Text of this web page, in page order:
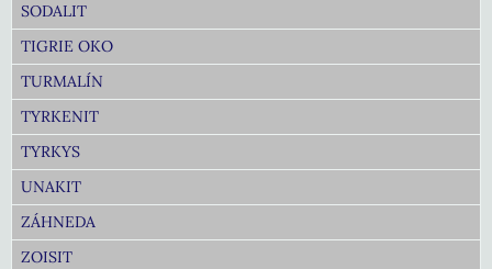
SODALIT
TIGRIE OKO
TURMALÍN
TYRKENIT
TYRKYS
UNAKIT
ZÁHNEDA
ZOISIT